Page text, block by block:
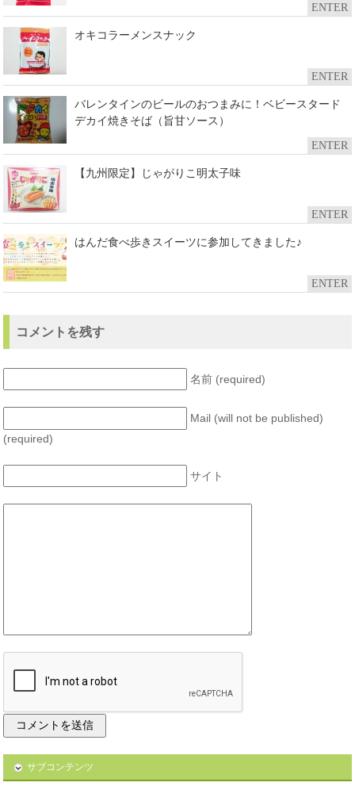
ENTER
オキコラーメンスナック
ENTER
バレンタインのビールのおつまみに！ベビースタード
デカイ焼きそば（旨甘ソース）
ENTER
【九州限定】じゃがりこ明太子味
ENTER
はんだ食べ歩きスイーツに参加してきました♪
ENTER
コメントを残す
名前 (required)
Mail (will not be published)
(required)
サイト
サブコンテンツ